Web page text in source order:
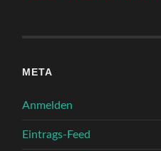
META
Anmelden
Eintrags-Feed